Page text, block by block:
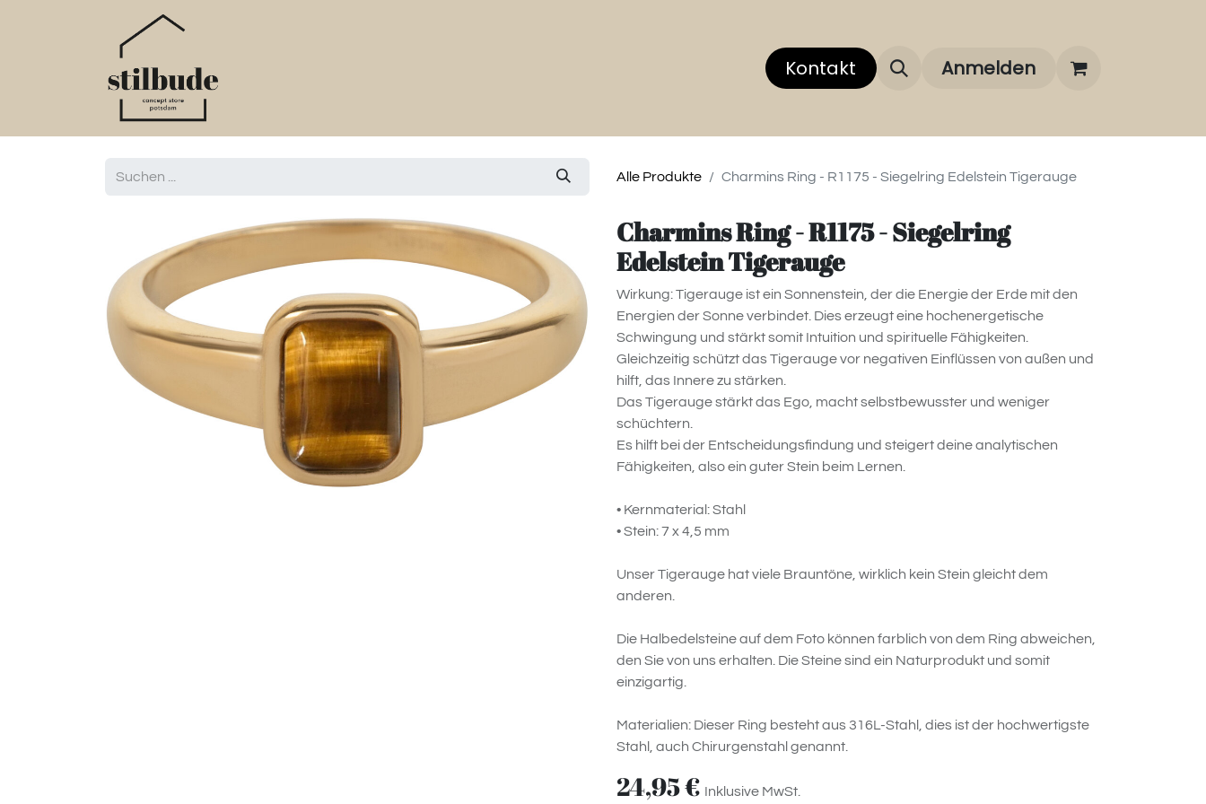
Über uns Über unsere Marken FAQ
Kontakt Anmelden
Alle Produkte Charmins Ring - R1175 - Siegelring Edelstein Tigerauge
Charmins Ring - R1175 - Siegelring
Edelstein Tigerauge
Wirkung: Tigerauge ist ein Sonnenstein, der die Energie der Erde mit den
Energien der Sonne verbindet. Dies erzeugt eine hochenergetische
Schwingung und stärkt somit Intuition und spirituelle Fähigkeiten.
Gleichzeitig schützt das Tigerauge vor negativen Einflüssen von außen und
hilft, das Innere zu stärken.
Das Tigerauge stärkt das Ego, macht selbstbewusster und weniger
schüchtern.
Es hilft bei der Entscheidungsfindung und steigert deine analytischen
Fähigkeiten, also ein guter Stein beim Lernen.
• Kernmaterial: Stahl
• Stein: 7 x 4,5 mm
Unser Tigerauge hat viele Brauntöne, wirklich kein Stein gleicht dem
anderen.
Die Halbedelsteine ​​auf dem Foto können farblich von dem Ring abweichen,
den Sie von uns erhalten. Die Steine ​​sind ein Naturprodukt und somit
einzigartig.
Materialien: Dieser Ring besteht aus 316L-Stahl, dies ist der hochwertigste
Stahl, auch Chirurgenstahl genannt.
24,95€ Inklusive MwSt.